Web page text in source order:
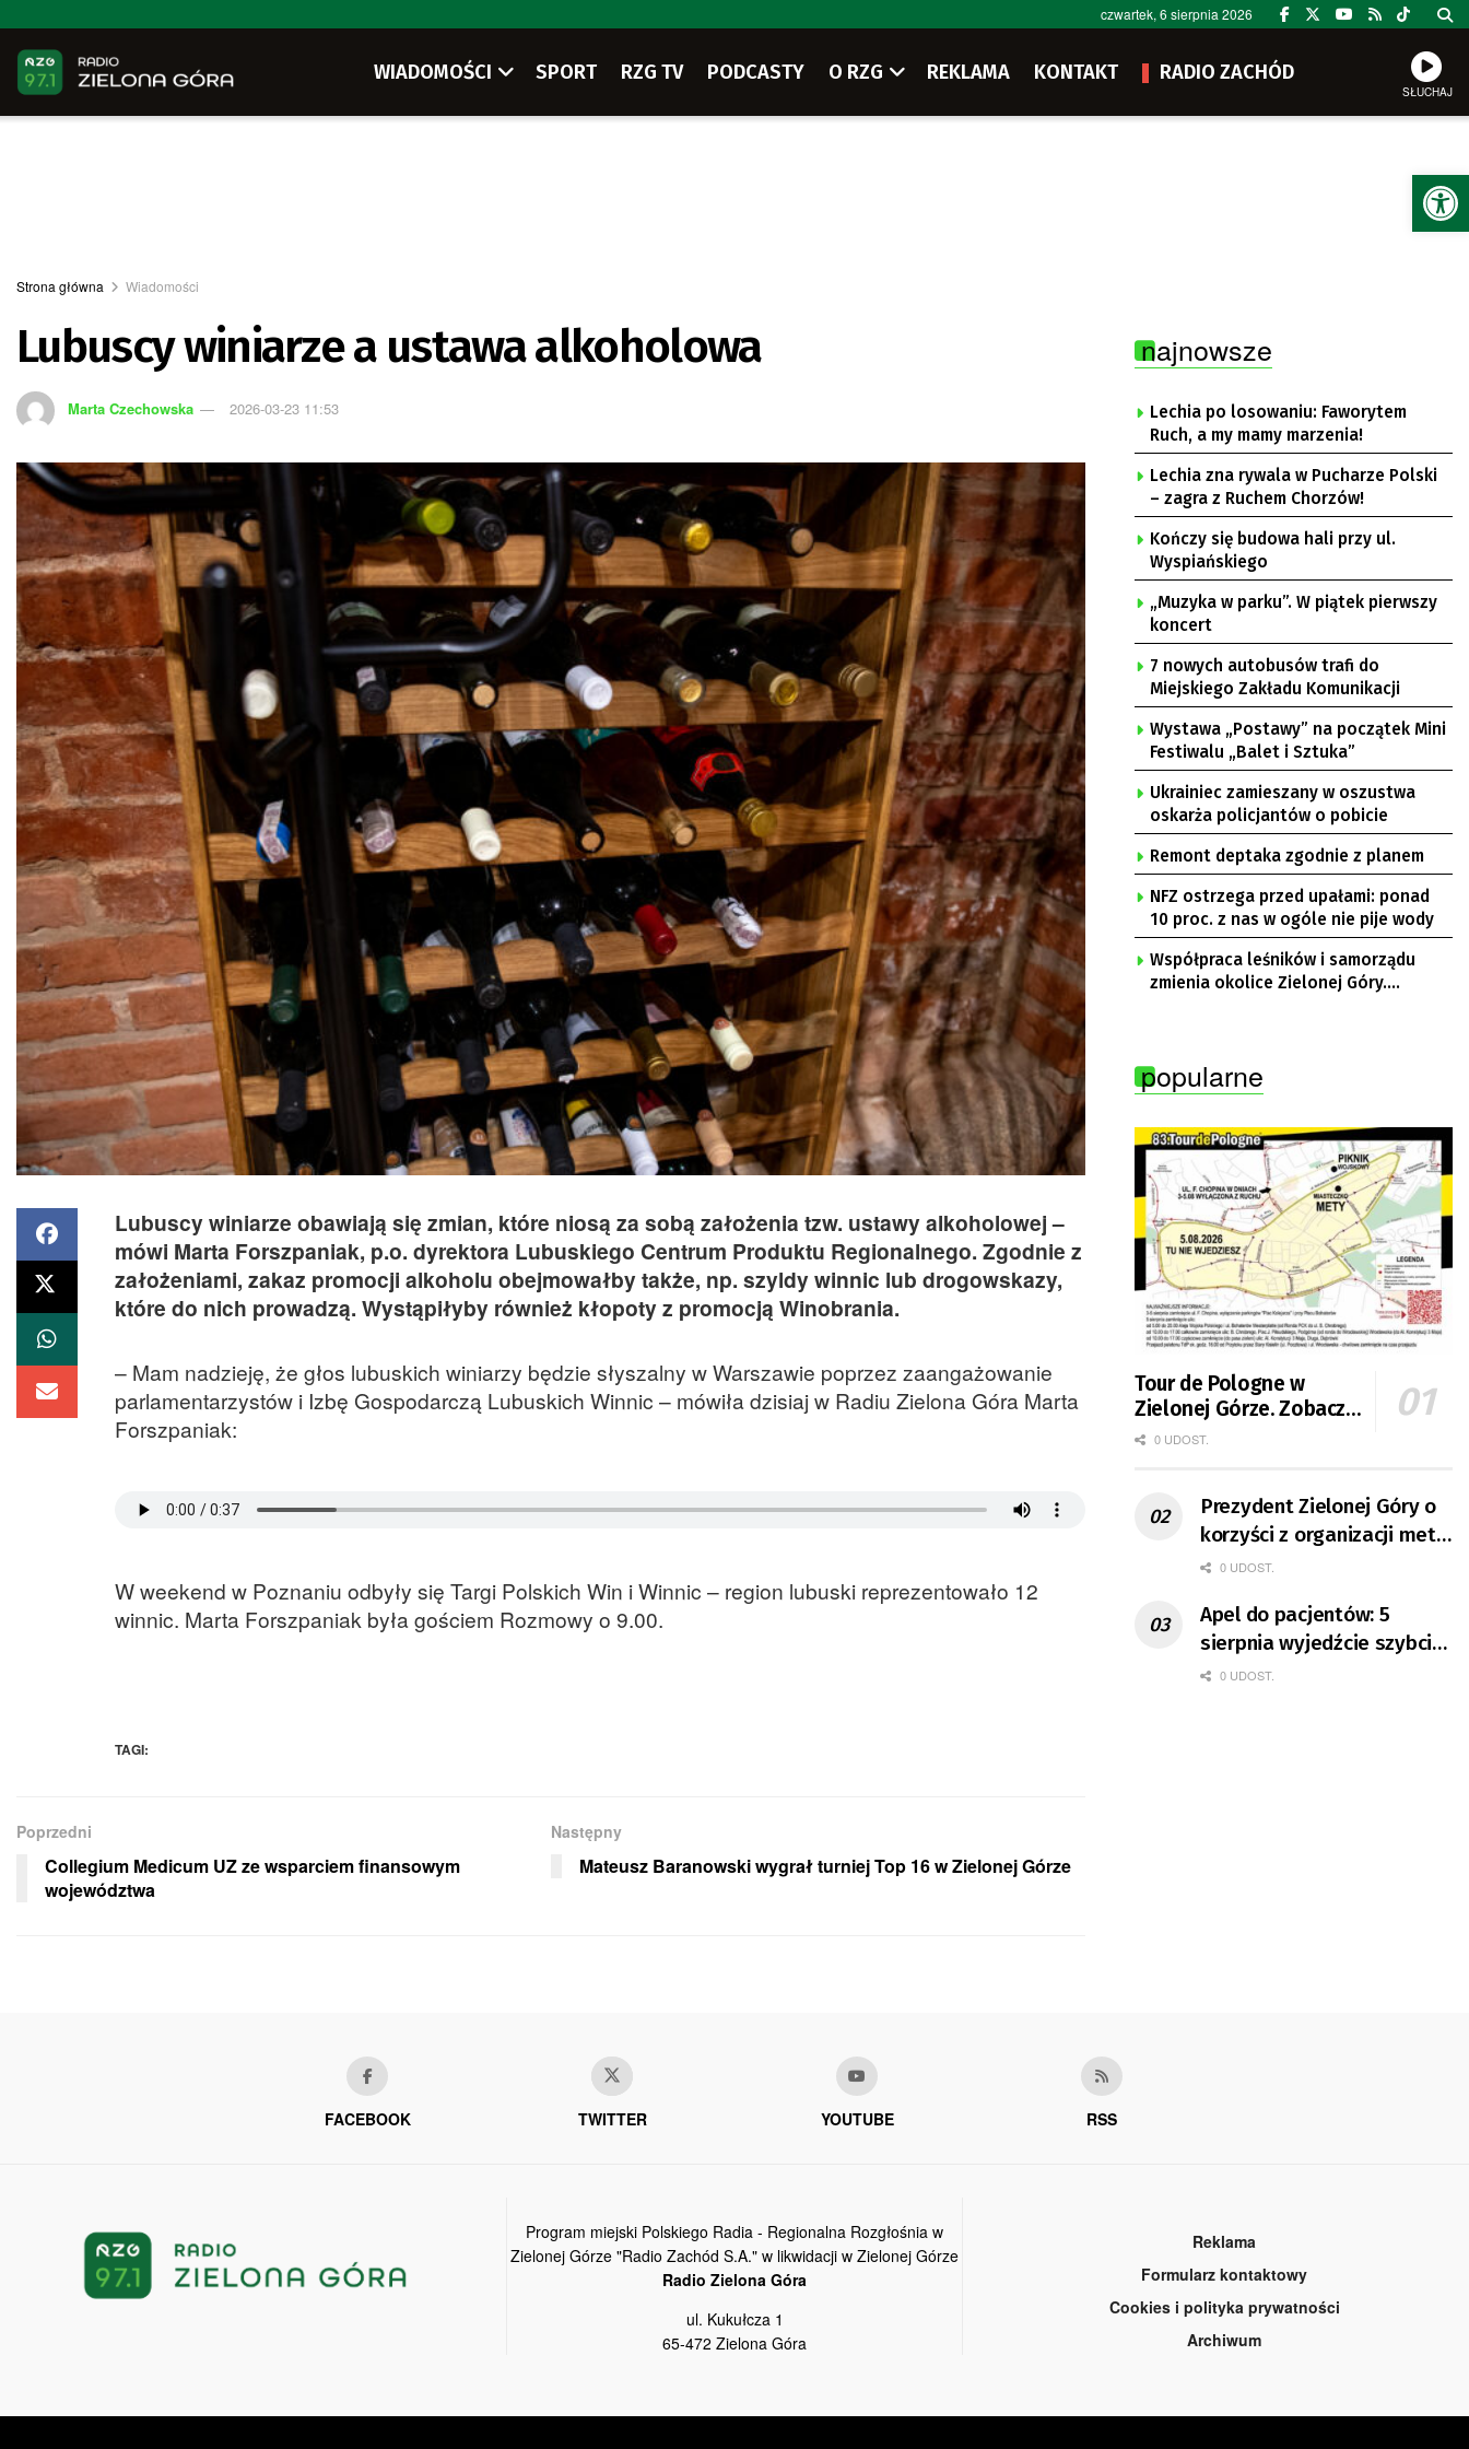
czwartek, 6 sierpnia 2026
WIADOMOŚCI SPORT RZG TV PODCASTY O RZG REKLAMA KONTAKT RADIO ZACHÓD
SŁUCHAJ
Strona główna Wiadomości
Lubuscy winiarze a ustawa alkoholowa
Marta Czechowska 2026-03-23 11:53
Lubuscy winiarze obawiają się zmian, które niosą za sobą założenia tzw. ustawy alkoholowej –
mówi Marta Forszpaniak, p.o. dyrektora Lubuskiego Centrum Produktu Regionalnego. Zgodnie z
założeniami, zakaz promocji alkoholu obejmowałby także, np. szyldy winnic lub drogowskazy,
które do nich prowadzą. Wystąpiłyby również kłopoty z promocją Winobrania.
– Mam nadzieję, że głos lubuskich winiarzy będzie słyszalny w Warszawie poprzez zaangażowanie
parlamentarzystów i Izbę Gospodarczą Lubuskich Winnic – mówiła dzisiaj w Radiu Zielona Góra Marta
Forszpaniak:
W weekend w Poznaniu odbyły się Targi Polskich Win i Winnic – region lubuski reprezentowało 12
winnic. Marta Forszpaniak była gościem Rozmowy o 9.00.
TAGI:
Poprzedni
Collegium Medicum UZ ze wsparciem finansowym
województwa
Następny
Mateusz Baranowski wygrał turniej Top 16 w Zielonej Górze
najnowsze
Lechia po losowaniu: Faworytem
Ruch, a my mamy marzenia!
Lechia zna rywala w Pucharze Polski
– zagra z Ruchem Chorzów!
Kończy się budowa hali przy ul.
Wyspiańskiego
„Muzyka w parku”. W piątek pierwszy
koncert
7 nowych autobusów trafi do
Miejskiego Zakładu Komunikacji
Wystawa „Postawy” na początek Mini
Festiwalu „Balet i Sztuka”
Ukrainiec zamieszany w oszustwa
oskarża policjantów o pobicie
Remont deptaka zgodnie z planem
NFZ ostrzega przed upałami: ponad
10 proc. z nas w ogóle nie pije wody
Współpraca leśników i samorządu
zmienia okolice Zielonej Góry.
popularne
Tour de Pologne w
Zielonej Górze. Zobacz
zmiany w organizacji
0 UDOST.
Prezydent Zielonej Góry o
korzyści z organizacji mety
Tour de Pologne
0 UDOST.
Apel do pacjentów: 5
sierpnia wyjedźcie szybciej
z domów
0 UDOST.
FACEBOOK TWITTER YOUTUBE RSS
Program miejski Polskiego Radia - Regionalna Rozgłośnia w
Zielonej Górze "Radio Zachód S.A." w likwidacji w Zielonej Górze
Radio Zielona Góra
ul. Kukułcza 1
65-472 Zielona Góra
Reklama
Formularz kontaktowy
Cookies i polityka prywatności
Archiwum